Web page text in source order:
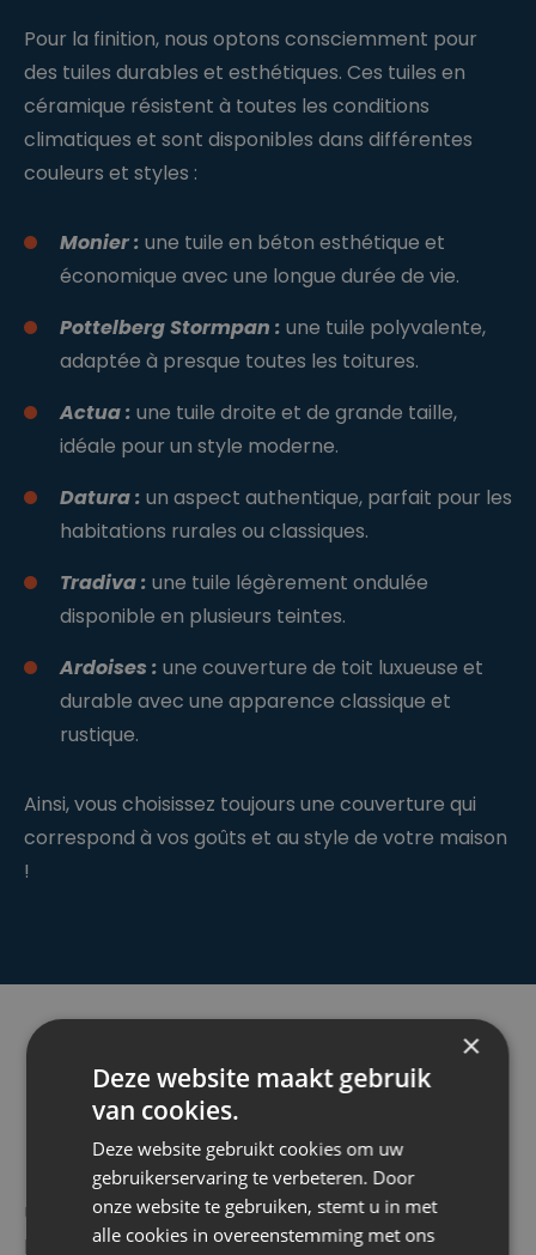
Pour la finition, nous optons consciemment pour
des tuiles durables et esthétiques. Ces tuiles en
céramique résistent à toutes les conditions
climatiques et sont disponibles dans différentes
couleurs et styles :
Monier : une tuile en béton esthétique et
économique avec une longue durée de vie.
Pottelberg Stormpan : une tuile polyvalente,
adaptée à presque toutes les toitures.
Actua : une tuile droite et de grande taille,
idéale pour un style moderne.
Datura : un aspect authentique, parfait pour les
habitations rurales ou classiques.
Tradiva : une tuile légèrement ondulée
disponible en plusieurs teintes.
Ardoises : une couverture de toit luxueuse et
durable avec une apparence classique et
rustique.
Ainsi, vous choisissez toujours une couverture qui
correspond à vos goûts et au style de votre maison
!
Finitions supplémentaires
pour un résultat complet
Une rénovation de toiture ne s’arrête pas à
l’isolation et aux tuiles. Bien souvent, ce sont les
×
Deze website maakt gebruik
van cookies.
Deze website gebruikt cookies om uw
gebruikerservaring te verbeteren. Door
onze website te gebruiken, stemt u in met
alle cookies in overeenstemming met ons